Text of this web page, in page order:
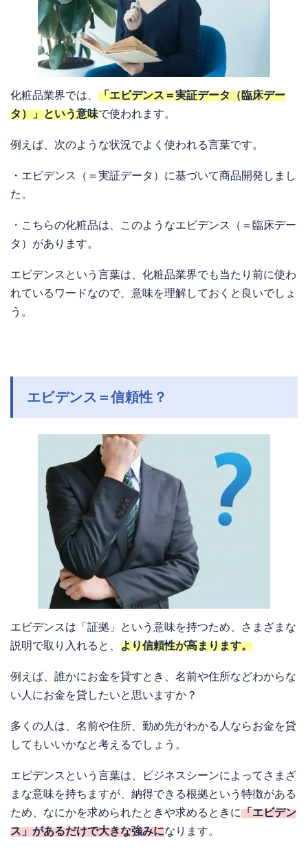
化粧品業界では、 「エビデンス＝実証データ（臨床デー
タ）」という意味で使われます。
例えば、次のような状況でよく使われる言葉です。
・エビデンス（＝実証データ）に基づいて商品開発しまし
た。
・こちらの化粧品は、このようなエビデンス（＝臨床デー
タ）があります。
エビデンスという言葉は、化粧品業界でも当たり前に使わ
れているワードなので、意味を理解しておくと良いでしょ
う。
エビデンス＝信頼性？
エビデンスは「証拠」という意味を持つため、さまざまな
説明で取り入れると、 より信頼性が高まります。
例えば、誰かにお金を貸すとき、名前や住所などわからな
い人にお金を貸したいと思いますか？
多くの人は、名前や住所、勤め先がわかる人ならお金を貸
してもいいかなと考えるでしょう。
エビデンスという言葉は、ビジネスシーンによってさまざ
まな意味を持ちますが、納得できる根拠という特徴がある
ため、なにかを求められたときや求めるときに「エビデン
ス」があるだけで大きな強みになります。